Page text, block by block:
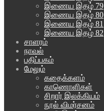
இணைய இதழ் 79
இணைய இதழ் 80
இணைய இதழ் 81
இணைய இதழ் 82
சாளரம்
நாவல்
பதிப்பகம்
மேலும்
கதைக்களம்
காணொளிகள்
சிறார் இலக்கியம்
நூல் விமர்சனம்